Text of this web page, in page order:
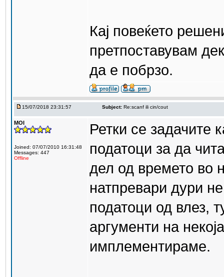
Кај повеќето
претпоставувам
да е побрзо.
15/07/2018 23:31:57 Subject: Re:scanf ili cin/cout
MOI
Joined: 07/07/2010 16:31:48
Messages: 447
Offline
Ретки се задачите
податоци за да
дел од времето во
натпревари дури
податоци од влез,
аргументи на
имплементираме.